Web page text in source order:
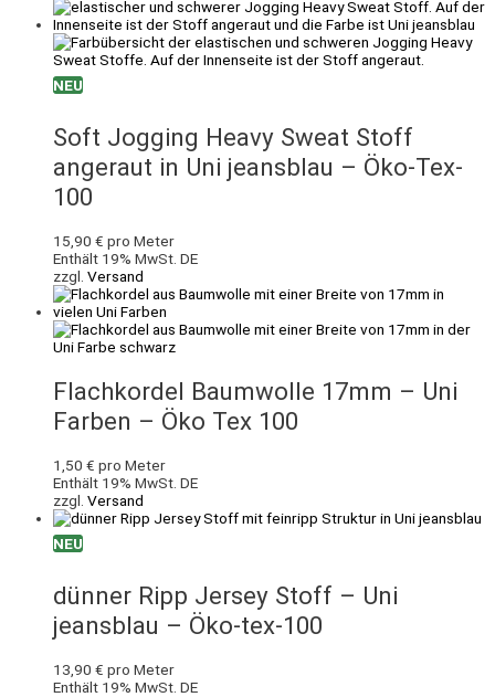
NEU
Soft Jogging Heavy Sweat Stoff
angeraut in Uni jeansblau – Öko-Tex-
100
15,90 € pro Meter
Enthält 19% MwSt. DE
zzgl. Versand
Flachkordel Baumwolle 17mm – Uni
Farben – Öko Tex 100
1,50 € pro Meter
Enthält 19% MwSt. DE
zzgl. Versand
NEU
dünner Ripp Jersey Stoff – Uni
jeansblau – Öko-tex-100
13,90 € pro Meter
Enthält 19% MwSt. DE